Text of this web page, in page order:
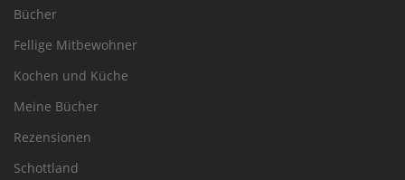
Bücher
Fellige Mitbewohner
Kochen und Küche
Meine Bücher
Rezensionen
Schottland